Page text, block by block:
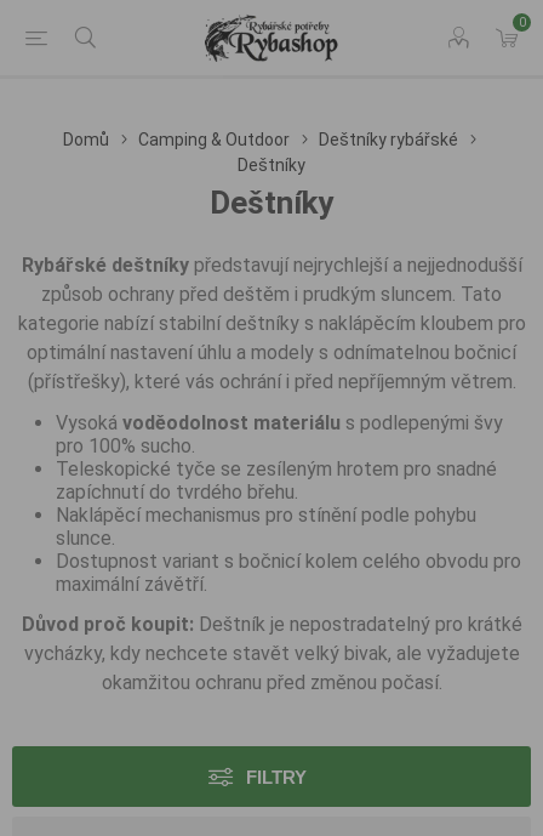
0
Domů Camping & Outdoor
Deštníky rybářské
Deštníky
Deštníky
Rybářské deštníkypředstavují nejrychlejší a nejjednodušší
způsob ochrany před deštěm i prudkým sluncem. Tato
kategorie nabízí stabilní deštníky s naklápěcím kloubem pro
optimální nastavení úhlu a modely s odnímatelnou bočnicí
(přístřešky), které vás ochrání i před nepříjemným větrem.
Vysoká voděodolnost materiálu s podlepenými švy
pro 100% sucho.
Teleskopické tyče se zesíleným hrotem pro snadné
zapíchnutí do tvrdého břehu.
Naklápěcí mechanismus pro stínění podle pohybu
slunce.
Dostupnost variant s bočnicí kolem celého obvodu pro
maximální závětří.
Důvod proč koupit: Deštník je nepostradatelný pro krátké
vycházky, kdy nechcete stavět velký bivak, ale vyžadujete
okamžitou ochranu před změnou počasí.
FILTRY